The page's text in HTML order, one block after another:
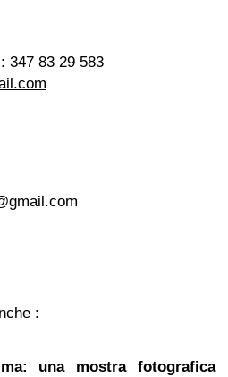
347 83 29 583
:
una mostra fotografica